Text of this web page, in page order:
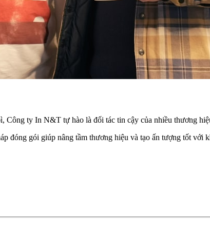
Công ty In N&T tự hào là đối tác tin cậy của nhiều thương
đóng gói giúp nâng tầm thương hiệu và tạo ấn tượng tốt với